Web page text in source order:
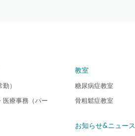
）
医療事務（パー
教室
糖尿病症教室
骨粗鬆症教室
お知らせ&ニュース